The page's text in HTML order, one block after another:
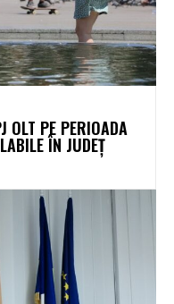
OLT PE PERIOADA
ÎN JUDEȚ